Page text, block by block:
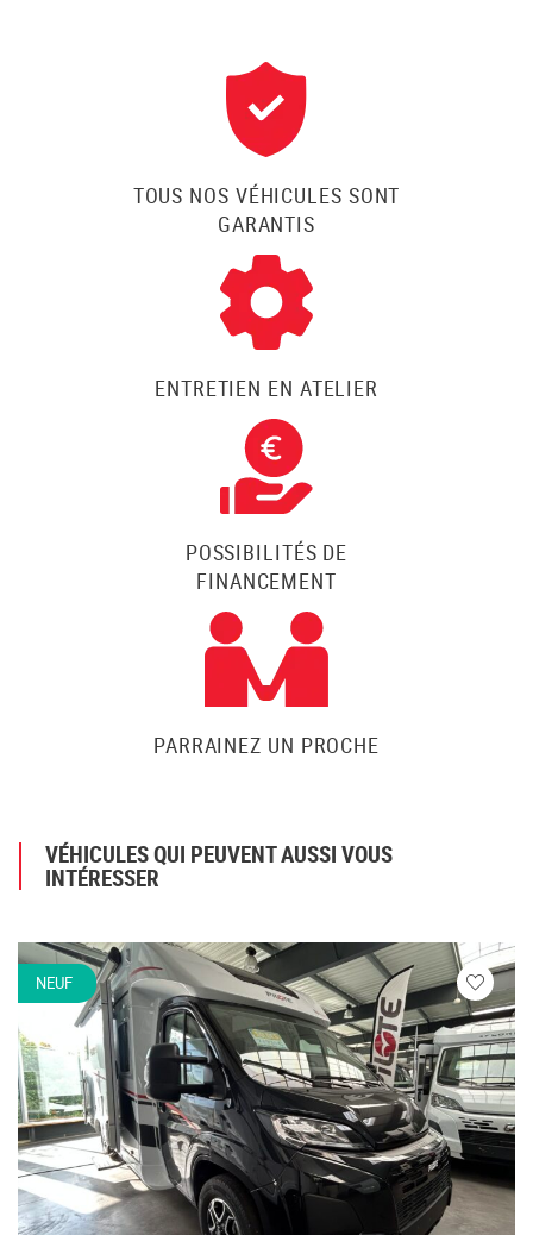
TOUS NOS VÉHICULES SONT
GARANTIS
ENTRETIEN EN ATELIER
POSSIBILITÉS DE
FINANCEMENT
PARRAINEZ UN PROCHE
VÉHICULES QUI PEUVENT AUSSI VOUS
INTÉRESSER
NEUF
Veuillez
vous